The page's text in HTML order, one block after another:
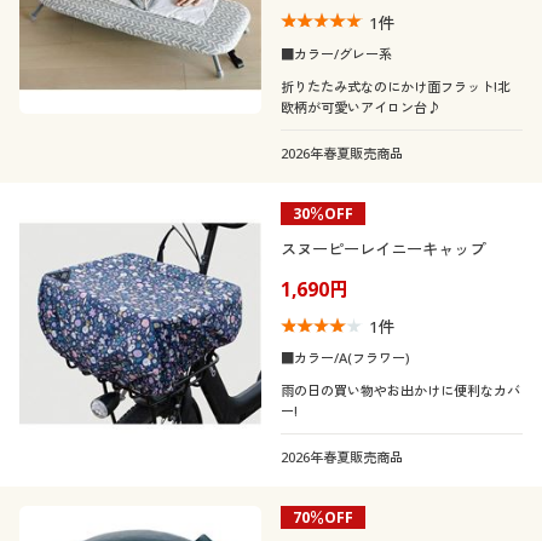
1件
■カラー/グレー系
折りたたみ式なのにかけ面フラット!北
欧柄が可愛いアイロン台♪
2026年春夏販売商品
30％OFF
スヌーピーレイニーキャップ
1,690円
1件
■カラー/A(フラワー)
雨の日の買い物やお出かけに便利なカバ
ー!
2026年春夏販売商品
70％OFF